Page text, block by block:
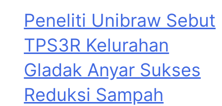
Peneliti Unibraw Sebut
TPS3R Kelurahan
Gladak Anyar Sukses
Reduksi Sampah